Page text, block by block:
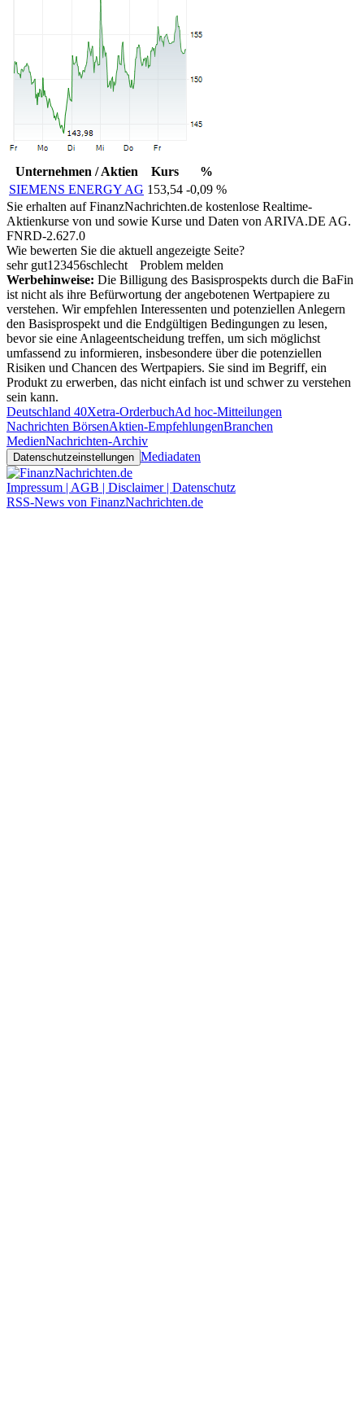
Unternehmen / Aktien Kurs
%
SIEMENS ENERGY AG 153,54 -0,09 %
Sie erhalten auf FinanzNachrichten.de kostenlose Realtime-
Aktienkurse von und sowie Kurse und Daten von ARIVA.DE AG.
FNRD-2.627.0
Wie bewerten Sie die aktuell angezeigte Seite?
sehr gut1 23456schlecht
Problem melden
Werbehinweise: Die Billigung des Basisprospekts durch die BaFin
ist nicht als ihre Befürwortung der angebotenen Wertpapiere zu
verstehen. Wir empfehlen Interessenten und potenziellen Anlegern
den Basisprospekt und die Endgültigen Bedingungen zu lesen,
bevor sie eine Anlageentscheidung treffen, um sich möglichst
umfassend zu informieren, insbesondere über die potenziellen
Risiken und Chancen des Wertpapiers. Sie sind im Begriff, ein
Produkt zu erwerben, das nicht einfach ist und schwer zu verstehen
sein kann.
Deutschland 40Xetra-OrderbuchAd hoc-Mitteilungen
Nachrichten BörsenAktien-EmpfehlungenBranchen
MedienNachrichten-Archiv
Datenschutzeinstellungen Mediadaten
Impressum | AGB | Disclaimer | Datenschutz
RSS-News von FinanzNachrichten.de